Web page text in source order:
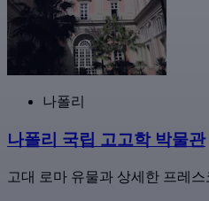
나폴리
나폴리 국립 고고학 박물관
고대 로마 유물과 상세한 프레스